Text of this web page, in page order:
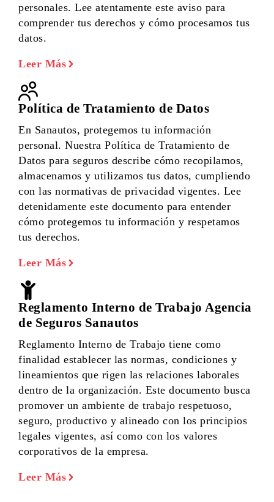
personales. Lee atentamente este aviso para
comprender tus derechos y cómo procesamos tus
datos.
Leer Más
Política de Tratamiento de Datos
En Sanautos, protegemos tu información
personal. Nuestra Política de Tratamiento de
Datos para seguros describe cómo recopilamos,
almacenamos y utilizamos tus datos, cumpliendo
con las normativas de privacidad vigentes. Lee
detenidamente este documento para entender
cómo protegemos tu información y respetamos
tus derechos.
Leer Más
Reglamento Interno de Trabajo Agencia
de Seguros Sanautos
Reglamento Interno de Trabajo tiene como
finalidad establecer las normas, condiciones y
lineamientos que rigen las relaciones laborales
dentro de la organización. Este documento busca
promover un ambiente de trabajo respetuoso,
seguro, productivo y alineado con los principios
legales vigentes, así como con los valores
corporativos de la empresa.
Leer Más